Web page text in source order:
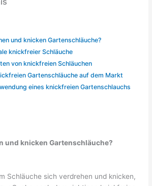
und knicken Gartenschläuche?
knickfreier Schläuche
von knickfreien Schläuchen
Gartenschläuche auf dem Markt
eines knickfreien Gartenschlauchs
und knicken Gartenschläuche?
Schläuche sich verdrehen und knicken,